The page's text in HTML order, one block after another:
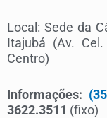
Local: Sede da
Itajubá (Av.
Centro)
Informações:
3622.3511 (fixo)